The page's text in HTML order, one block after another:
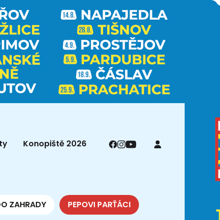
Konopiště 2026
ZAHRADY PEPOVI PARŤÁCI